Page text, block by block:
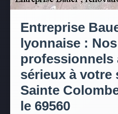
Entreprise
lyonnaise : Nos
professionnels
sérieux à votre
Sainte
le 69560